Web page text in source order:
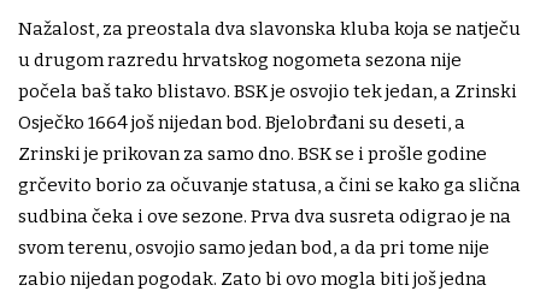
Nažalost, za preostala dva slavonska kluba koja se natječu
u drugom razredu hrvatskog nogometa sezona nije
počela baš tako blistavo. BSK je osvojio tek jedan, a Zrinski
Osječko 1664 još nijedan bod. Bjelobrđani su deseti, a
Zrinski je prikovan za samo dno. BSK se i prošle godine
grčevito borio za očuvanje statusa, a čini se kako ga slična
sudbina čeka i ove sezone. Prva dva susreta odigrao je na
svom terenu, osvojio samo jedan bod, a da pri tome nije
zabio nijedan pogodak. Zato bi ovo mogla biti još jedna